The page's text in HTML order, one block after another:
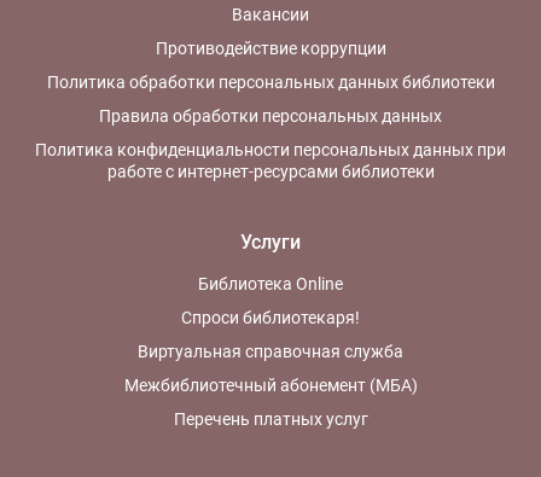
Вакансии
Противодействие коррупции
Политика обработки персональных данных библиотеки
Правила обработки персональных данных
Политика конфиденциальности персональных данных при
работе с интернет-ресурсами библиотеки
Услуги
Библиотека Online
Спроси библиотекаря!
Виртуальная справочная служба
Межбиблиотечный абонемент (МБА)
Перечень платных услуг